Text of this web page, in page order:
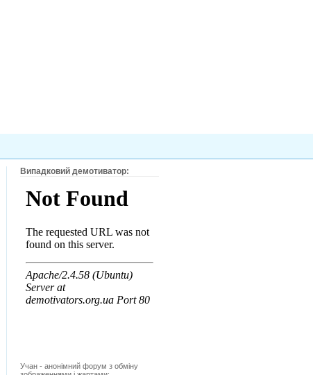
Випадковий демотиватор:
Учан - анонімний форум з обміну